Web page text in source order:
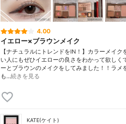
4.00
イエロー×ブラウンメイク
【ナチュラルにトレンドをIN！】カラーメイク
い人にもぜひイエローの良さをわかって欲しく
ーとブラウンのメイクをしてみました！！ラメ
も…続きを見る
KATE(ケイト)